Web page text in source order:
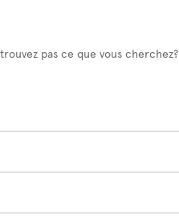
pas ce que vous cherchez?